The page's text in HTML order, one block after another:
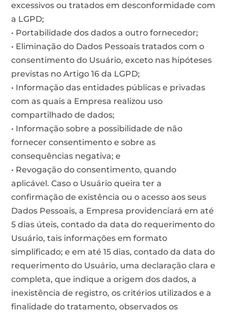
excessivos ou tratados em desconformidade com
a LGPD;
• Portabilidade dos dados a outro fornecedor;
• Eliminação do Dados Pessoais tratados com o
consentimento do Usuário, exceto nas hipóteses
previstas no Artigo 16 da LGPD;
• Informação das entidades públicas e privadas
com as quais a Empresa realizou uso
compartilhado de dados;
• Informação sobre a possibilidade de não
fornecer consentimento e sobre as
consequências negativa; e
• Revogação do consentimento, quando
aplicável. Caso o Usuário queira ter a
confirmação de existência ou o acesso aos seus
Dados Pessoais, a Empresa providenciará em até
5 dias úteis, contado da data do requerimento do
Usuário, tais informações em formato
simplificado; e em até 15 dias, contado da data do
requerimento do Usuário, uma declaração clara e
completa, que indique a origem dos dados, a
inexistência de registro, os critérios utilizados e a
finalidade do tratamento, observados os